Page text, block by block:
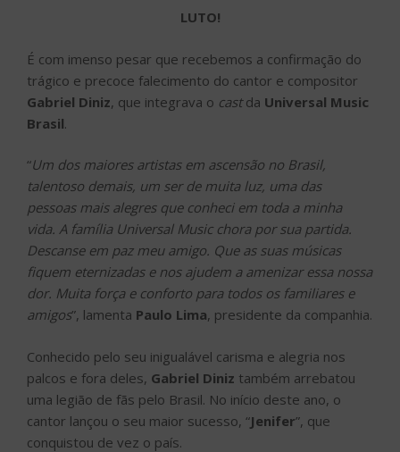
LUTO!
É com imenso pesar que recebemos a confirmação do
trágico e precoce falecimento do cantor e compositor
Gabriel Diniz, que integrava o castda Universal Music
Brasil.
“Um dos maiores artistas em ascensão no Brasil,
talentoso demais, um ser de muita luz, uma das
pessoas mais alegres que conheci em toda a minha
vida. A família Universal Music chora por sua partida.
Descanse em paz meu amigo. Que as suas músicas
fiquem eternizadas e nos ajudem a amenizar essa nossa
dor. Muita força e conforto para todos os familiares e
amigos”, lamenta Paulo Lima, presidente da companhia.
Conhecido pelo seu inigualável carisma e alegria nos
palcos e fora deles, Gabriel Diniz também arrebatou
uma legião de fãs pelo Brasil. No início deste ano, o
cantor lançou o seu maior sucesso, “Jenifer”, que
conquistou de vez o país.